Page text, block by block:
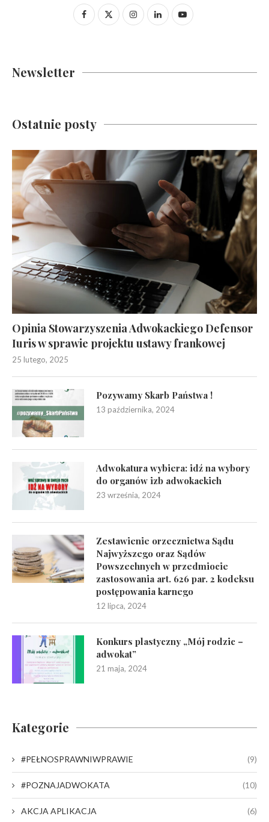
Newsletter
Ostatnie posty
Opinia Stowarzyszenia Adwokackiego Defensor
Iuris w sprawie projektu ustawy frankowej
25 lutego, 2025
Pozywamy Skarb Państwa !
13 października, 2024
Adwokatura wybiera: idź na wybory
do organów izb adwokackich
23 września, 2024
Zestawienie orzecznictwa Sądu
Najwyższego oraz Sądów
Powszechnych w przedmiocie
zastosowania art. 626 par. 2 kodeksu
postępowania karnego
12 lipca, 2024
Konkurs plastyczny „Mój rodzic –
adwokat”
21 maja, 2024
Kategorie
#PEŁNOSPRAWNIWPRAWIE (9)
#POZNAJADWOKATA (10)
AKCJA APLIKACJA (6)